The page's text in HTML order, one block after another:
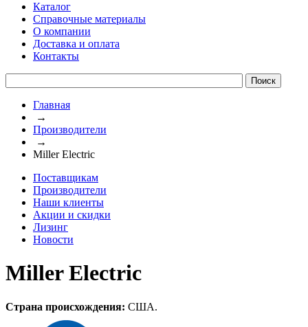
Каталог
Справочные материалы
О компании
Доставка и оплата
Контакты
Главная
→
Производители
→
Miller Electric
Поставщикам
Производители
Наши клиенты
Акции и скидки
Лизинг
Новости
Miller Electric
Страна происхождения: США.